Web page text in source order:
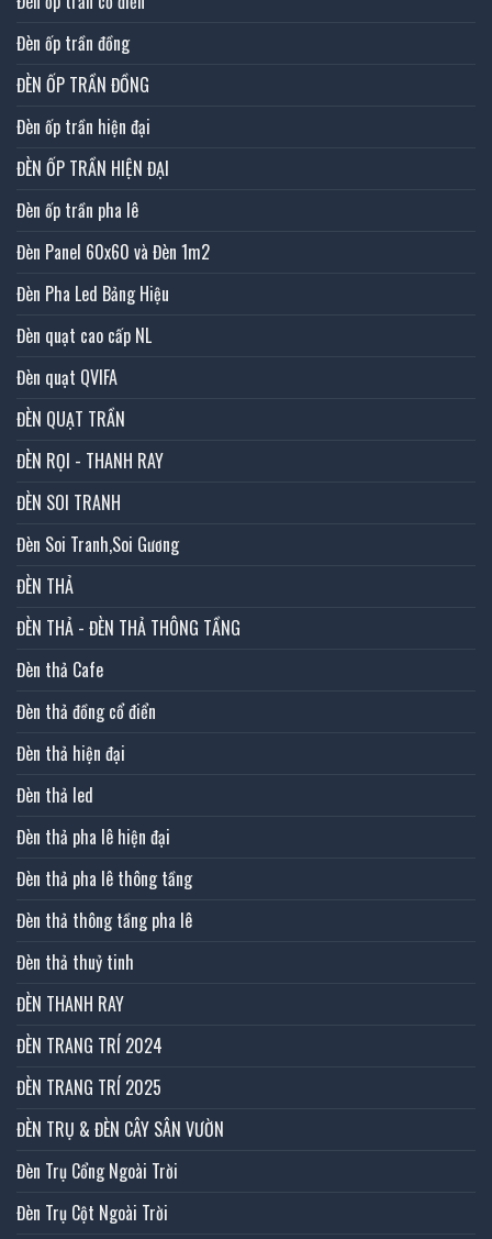
Đèn ốp trần đồng
ĐÈN ỐP TRẦN ĐỒNG
Đèn ốp trần hiện đại
ĐÈN ỐP TRẦN HIỆN ĐẠI
Đèn ốp trần pha lê
Đèn Panel 60x60 và Đèn 1m2
Đèn Pha Led Bảng Hiệu
Đèn quạt cao cấp NL
Đèn quạt QVIFA
ĐÈN QUẠT TRẦN
ĐÈN RỌI - THANH RAY
ĐÈN SOI TRANH
Đèn Soi Tranh,Soi Gương
ĐÈN THẢ
ĐÈN THẢ - ĐÈN THẢ THÔNG TẦNG
Đèn thả Cafe
Đèn thả đồng cổ điển
Đèn thả hiện đại
Đèn thả led
Đèn thả pha lê hiện đại
Đèn thả pha lê thông tầng
Đèn thả thông tầng pha lê
Đèn thả thuỷ tinh
ĐÈN THANH RAY
ĐÈN TRANG TRÍ 2024
ĐÈN TRANG TRÍ 2025
ĐÈN TRỤ & ĐÈN CÂY SÂN VƯỜN
Đèn Trụ Cổng Ngoài Trời
Đèn Trụ Cột Ngoài Trời